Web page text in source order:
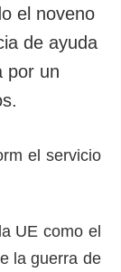
de
de
el noveno
de ayuda
por un
el servicio
UE como el
la guerra de